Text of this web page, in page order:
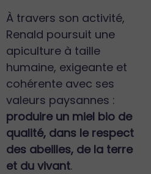
À travers son activité,
Renald poursuit une
apiculture à taille
humaine, exigeante et
cohérente avec ses
valeurs paysannes :
produire un miel bio de
qualité, dans le respect
des abeilles, de la terre
et du vivant.